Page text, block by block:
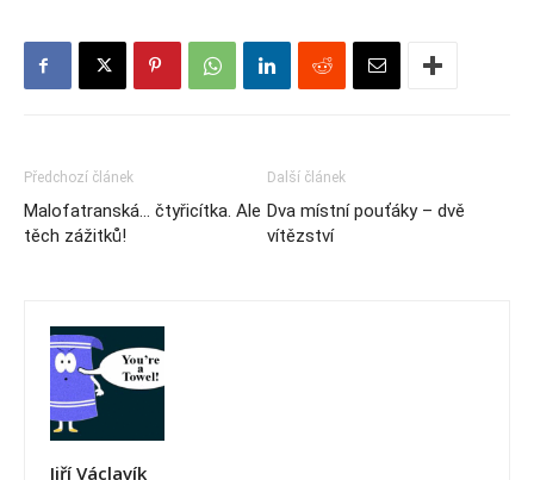
Předchozí článek
Malofatranská… čtyřicítka. Ale
těch zážitků!
Další článek
Dva místní pouťáky – dvě
vítězství
Jiří Václavík